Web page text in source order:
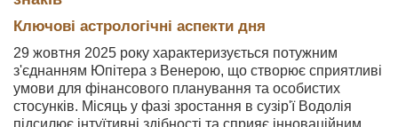
Ключові астрологічні аспекти дня
29 жовтня 2025 року характеризується потужним
з'єднанням Юпітера з Венерою, що створює сприятливі
умови для фінансового планування та особистих
стосунків. Місяць у фазі зростання в сузір'ї Водолія
підсилює інтуїтивні здібності та сприяє інноваційним